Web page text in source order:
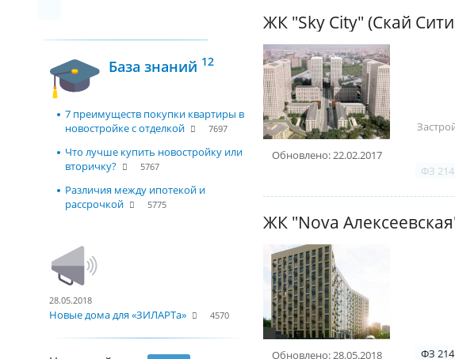
База знаний 12
7 преимуществ покупки квартиры в
новостройке с отделкой
7697
Что лучше купить новостройку или
вторичку?
5767
Различия между ипотекой и
рассрочкой
5775
28.05.2018
Новые дома для «ЗИЛАРТа» 4570
ЖК "Sky City" (Скай
Обновлено: 22.02.2017
ФЗ 214
Обновлено: 28.05.2018 ФЗ 214